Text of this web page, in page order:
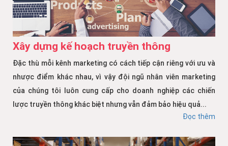
Xây dựng kế hoạch truyền thông
Đặc thù mỗi kênh marketing có cách tiếp cận riêng với ưu và
nhược điểm khác nhau, vì vậy đội ngũ nhân viên marketing
của chúng tôi luôn cung cấp cho doanh nghiệp các chiến
lược truyền thông khác biệt nhưng vẫn đảm bảo hiệu quả...
Đọc thêm